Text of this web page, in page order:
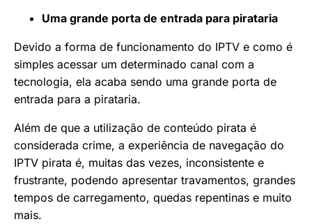
Uma grande porta de entrada para pirataria
Devido a forma de funcionamento do IPTV e como é
simples acessar um determinado canal com a
tecnologia, ela acaba sendo uma grande porta de
entrada para a pirataria.
Além de que a utilização de conteúdo pirata é
considerada crime, a experiência de navegação do
IPTV pirata é, muitas das vezes, inconsistente e
frustrante, podendo apresentar travamentos, grandes
tempos de carregamento, quedas repentinas e muito
mais.